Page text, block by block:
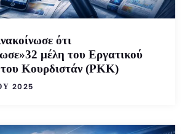
ότι
μέλη του Εργατικού
Κουρδιστάν (PKK)
2025